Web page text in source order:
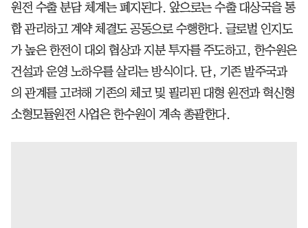
원전 수출 분담 체계는 폐지된다. 앞으로는 수출 대상국을 통
합 관리하고 계약 체결도 공동으로 수행한다. 글로벌 인지도
가 높은 한전이 대외 협상과 지분 투자를 주도하고, 한수원은
건설과 운영 노하우를 살리는 방식이다. 단, 기존 발주국과
의 관계를 고려해 기존의 체코 및 필리핀 대형 원전과 혁신형
소형모듈원전 사업은 한수원이 계속 총괄한다.